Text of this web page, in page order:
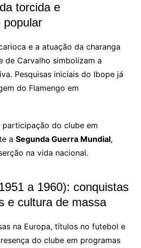
torcida e
popular
e a atuação da charanga
de Carvalho simbolizam a
Pesquisas iniciais do Ibopejá
do Flamengo em
do clube em
a Segunda Guerra Mundial,
na vida nacional.
a 1960): conquistas
e cultura de massa
na Europa, títulos no futebol e
do clube em programas